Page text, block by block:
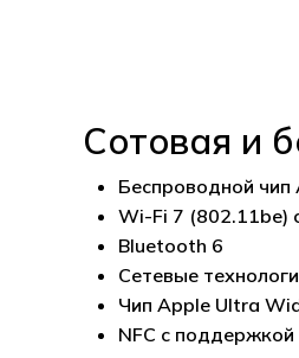
Сотовая и
Беспроводной чип
Wi-Fi 7 (802.11be)
Bluetooth 6
Сетевые
Чип Apple Ultra
NFC с